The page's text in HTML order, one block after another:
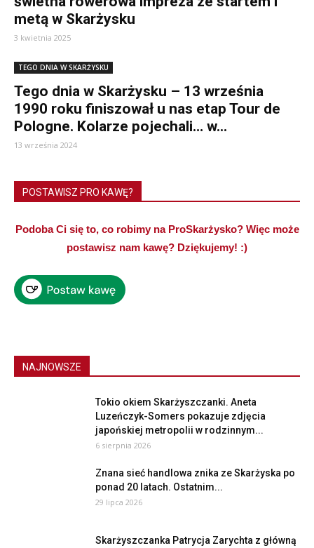
metą w Skarżysku
3 kwietnia 2025
TEGO DNIA W SKARŻYSKU
Tego dnia w Skarżysku – 13 września
1990 roku finiszował u nas etap Tour de
Pologne. Kolarze pojechali… w...
13 września 2024
POSTAWISZ PRO KAWĘ?
Podoba Ci się to, co robimy na ProSkarżysko? Więc może
postawisz nam kawę? Dziękujemy! :)
NAJNOWSZE
Tokio okiem Skarżyszczanki. Aneta
Luzeńczyk-Somers pokazuje zdjęcia
japońskiej metropolii w rodzinnym...
6 sierpnia 2026
Znana sieć handlowa znika ze Skarżyska po
ponad 20 latach. Ostatnim...
29 lipca 2026
Skarżyszczanka Patrycja Zarychta z główną